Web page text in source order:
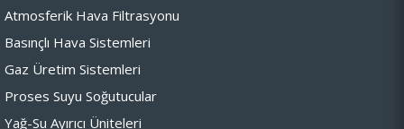
Atmosferik Hava Filtrasyonu
Basınçlı Hava Sistemleri
Gaz Üretim Sistemleri
Proses Suyu Soğutucular
Yağ-Su Ayırıcı Üniteleri